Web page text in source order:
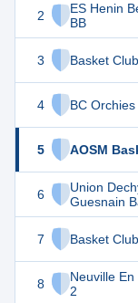
2
ES Henin
BB
3 Basket
4 BC Orchies
5 AOSM
6
Union
Guesnain
7 Basket
8
Neuville
2